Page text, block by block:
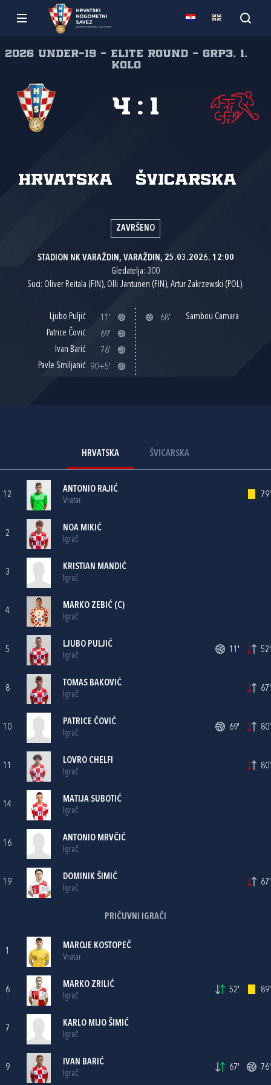
2026 Under-19 - Elite round - Grp3, 1.
kolo
Hrvatska Švicarska
4 : 1
ZAVRŠENO
STADION NK VARAŽDIN, VARAŽDIN, 25.03.2026. 12:00
Gledatelja: 300
Suci: Oliver Reitala (FIN), Olli Jantunen (FIN), Artur Zakrzewski (POL).
Ljubo Puljić
11'
Patrice Čović
69'
Ivan Barić
76'
Pavle Smiljanić
90+5'
68' Sambou Camara
HRVATSKA ŠVICARSKA
12
ANTONIO RAJIĆ
Vratar
79'
2
NOA MIKIĆ
Igrač
3
KRISTIAN MANDIĆ
Igrač
4
MARKO ZEBIĆ (C)
Igrač
5
LJUBO PULJIĆ
Igrač
11' 52'
8
TOMAS BAKOVIĆ
Igrač
67'
10
PATRICE ČOVIĆ
Igrač
69' 80'
11
LOVRO CHELFI
Igrač
80'
14
MATIJA SUBOTIĆ
Igrač
16
ANTONIO MRVČIĆ
Igrač
19
DOMINIK ŠIMIĆ
Igrač
67'
PRIČUVNI IGRAČI
1
MAROJE KOSTOPEČ
Vratar
6
MARKO ZRILIĆ
Igrač
52' 89'
7
KARLO MIJO ŠIMIĆ
Igrač
9
IVAN BARIĆ
Igrač
67' 76'